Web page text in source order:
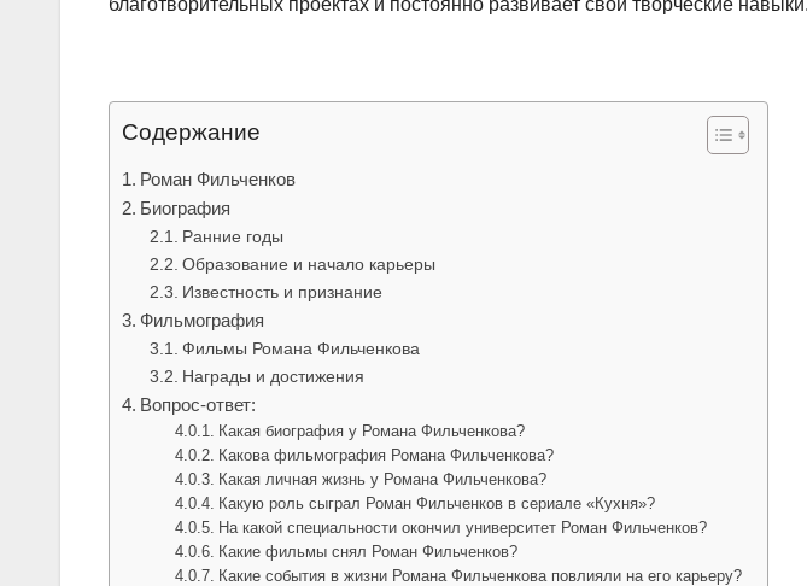
Содержание
Роман Фильченков
Биография
Ранние годы
Образование и начало карьеры
Известность и признание
Фильмография
Фильмы Романа Фильченкова
Награды и достижения
Вопрос-ответ:
Какая биография у Романа Фильченкова?
Какова фильмография Романа Фильченкова?
Какая личная жизнь у Романа Фильченкова?
Какую роль сыграл Роман Фильченков в сериале «Кухня»?
На какой специальности окончил университет Роман Фильченков?
Какие фильмы снял Роман Фильченков?
Какие события в жизни Романа Фильченкова повлияли на его карьеру?